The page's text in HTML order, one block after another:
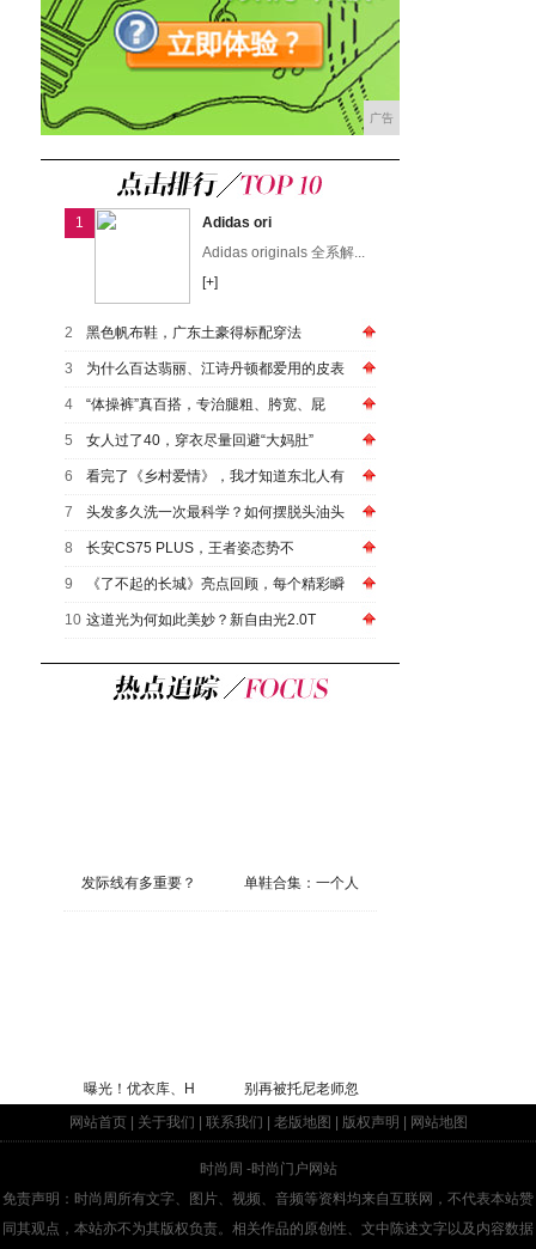
广告
1
Adidas ori
Adidas originals 全系解...
[+]
2 黑色帆布鞋，广东土豪得标配穿法
3 为什么百达翡丽、江诗丹顿都爱用的皮表
4 “体操裤”真百搭，专治腿粗、胯宽、屁
5 女人过了40，穿衣尽量回避“大妈肚”
6 看完了《乡村爱情》，我才知道东北人有
7 头发多久洗一次最科学？如何摆脱头油头
8 长安CS75 PLUS，王者姿态势不
9 《了不起的长城》亮点回顾，每个精彩瞬
10 这道光为何如此美妙？新自由光2.0T
发际线有多重要？ 单鞋合集：一个人
曝光！优衣库、H
别再被托尼老师忽
网站首页| 关于我们 | 联系我们 | 老版地图 | 版权声明 | 网站地图
时尚周 -时尚门户网站
免责声明：时尚周所有文字、图片、视频、音频等资料均来自互联网，不代表本站赞
同其观点，本站亦不为其版权负责。相关作品的原创性、文中陈述文字以及内容数据